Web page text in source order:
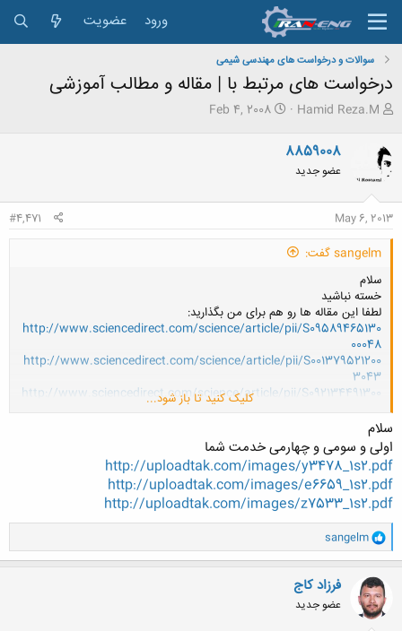
ورود عضویت
سوالات و درخواست های مهندسی شیمی
درخواست های مرتبط با | مقاله و مطالب آموزشی
ش
ع
ک
ن
د
م
ض
و
ع
Hamid Reza.M
ت
ر
Feb 4, 2008
8859008
عضو جدید
May 6, 2013
#4,471
sangelm گفت:
سلام
خسته نباشید
لطفا این مقاله ها رو هم برای من بگذارید:
http://www.sciencedirect.com/science/article/pii/S09589465130
00048
http://www.sciencedirect.com/science/article/pii/S001379521200
3043
http://www.sciencedirect.com/science/article/pii/S092134491300
http://www.sciencedirect.com/science/article/pii/S0950061812008
173
http://www.sciencedirect.com/science/article/pii/S0956053X120
0579X
http://www.sciencedirect.com/science/article/pii/S0950061813001
979
مرسی
کلیک کنید تا باز شود...
سلام
اولی و سومی و چهارمی خدمت شما
http://uploadtak.com/images/y3478_1s2.pdf
http://uploadtak.com/images/e6659_1s2.pdf
http://uploadtak.com/images/z7533_1s2.pdf
و
ا
ک
ن
ش
ه
ا
sangelm
فرزاد کاج
عضو جدید